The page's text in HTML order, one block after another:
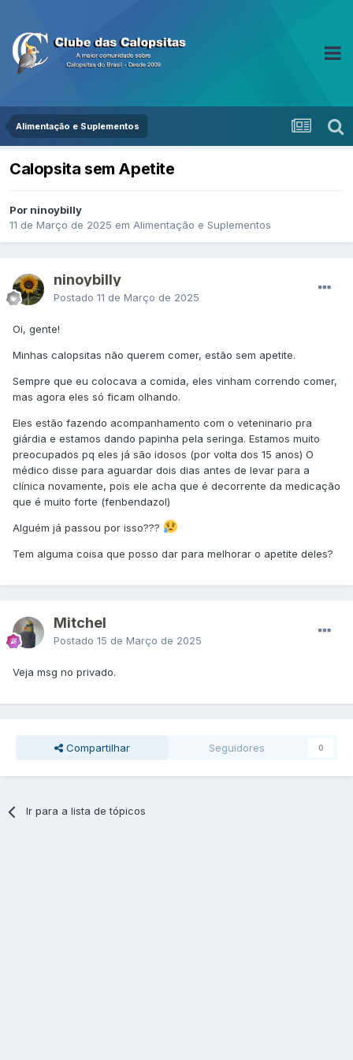
Alimentação e Suplementos
Calopsita sem Apetite
Por ninoybilly
11 de Março de 2025 em Alimentação e Suplementos
ninoybilly
Postado 11 de Março de 2025
Oi, gente!
Minhas calopsitas não querem comer, estão sem apetite.
Sempre que eu colocava a comida, eles vinham correndo comer,
mas agora eles só ficam olhando.
Eles estão fazendo acompanhamento com o veteninario pra
giárdia e estamos dando papinha pela seringa. Estamos muito
preocupados pq eles já são idosos (por volta dos 15 anos) O
médico disse para aguardar dois dias antes de levar para a
clínica novamente, pois ele acha que é decorrente da medicação
que é muito forte (fenbendazol)
Alguém já passou por isso???
Tem alguma coisa que posso dar para melhorar o apetite deles?
Mitchel
Postado 15 de Março de 2025
Veja msg no privado.
Compartilhar Seguidores 0
Ir para a lista de tópicos